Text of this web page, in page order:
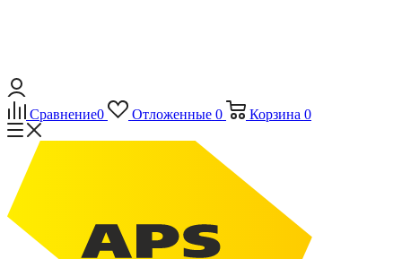
Сравнение0 Отложенные 0 Корзина 0